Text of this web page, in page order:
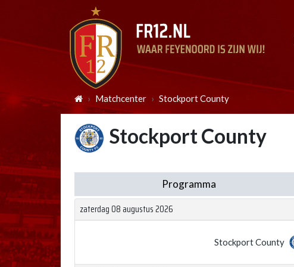
Matchcenter Stockport County
Stockport County
Programma
zaterdag 08 augustus 2026
Stockport County